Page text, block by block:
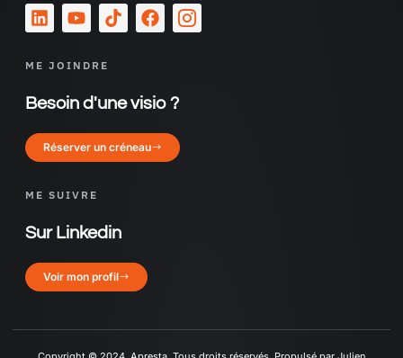
ME JOINDRE
Besoin d'une visio ?
Réserver un créneau
ME SUIVRE
Sur Linkedin
Voir mon profil